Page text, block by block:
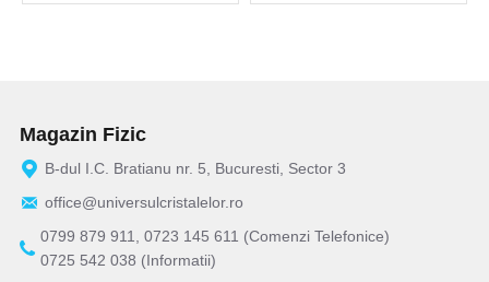
Magazin Fizic
B-dul I.C. Bratianu nr. 5, Bucuresti, Sector 3
office@universulcristalelor.ro
0799 879 911, 0723 145 611 (Comenzi Telefonice)
0725 542 038 (Informatii)